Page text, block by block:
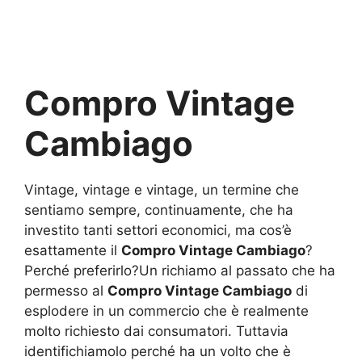
Compro Vintage
Cambiago
Vintage, vintage e vintage, un termine che
sentiamo sempre, continuamente, che ha
investito tanti settori economici, ma cos’è
esattamente il Compro Vintage Cambiago?
Perché preferirlo?Un richiamo al passato che ha
permesso al Compro Vintage Cambiago di
esplodere in un commercio che è realmente
molto richiesto dai consumatori. Tuttavia
identifichiamolo perché ha un volto che è